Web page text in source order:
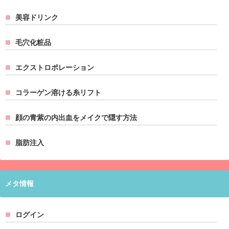
美容ドリンク
毛穴化粧品
エクストロポレーション
コラーゲン溶ける糸リフト
顔の青紫の内出血をメイクで隠す方法
脂肪注入
メタ情報
ログイン